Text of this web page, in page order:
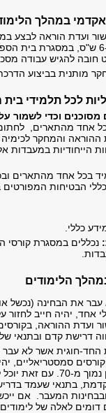
במהלך
ועדת הוראה לבצע
תיאורטי) השווה ערך ל-6
חובה להגיש עבודה
מותנית בביצוע
לכל תלמידי
וכדי לשמור
אחד מהתארים,
ההוראה והמחקר
הייחודיות
בכל אחד מהתארים
הבטיחות המפורטים
כללי.
נכללים במסגרת קורסי
הלימודים
את הבחינה (נכשל
אחד, יהיה חייב
ועדת ההוראה,
דרישת קדם ובתנאי
החד-חוגית אשר לא עבר
סמסטריאליים,
שבהם השיג ציון
בתנאי שעמד
המעבר. אם
דומים לאלה של